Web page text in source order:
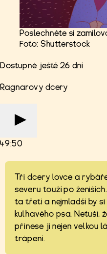
Poslechněte si
Foto: Shutterstock
Dostupné ještě 26 dní
Ragnarovy dcery
49:50
Tři dcery lovce a
severu touží po
ta třetí a nejmladší by
kulhavého psa. Netuší,
přinese jí nejen velkou
trápení.